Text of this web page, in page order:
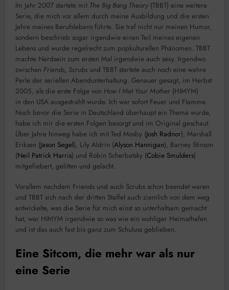
Im Jahr 2007 startete mit The Big Bang Theory (TBBT) eine weitere
Serie, die mich vor allem durch meine Ausbildung und die ersten
Jahre meines Berufslebens führte. Sie traf nicht nur meinen Humor,
sondern beschrieb sogar irgendwie einen Teil meines eigenen
Lebens und wurde regelrecht zum popkulturellen Phänomen. TBBT
machte Nerdsein zum ersten Mal irgendwie auch sexy. Irgendwo
zwischen Friends, Scrubs und TBBT startete auch noch eine wahre
Perle der seriellen Abendunterhaltung. Genauer gesagt, im Herbst
2005, als die erste Folge von How I Met Your Mother (HIMYM)
in den USA ausgestrahlt wurde. Ich war sofort Feuer und Flamme.
Noch bevor die Serie in Deutschland überhaupt ein Thema wurde,
habe ich mir die ersten Folgen besorgt und im Original geschaut.
Über Jahre hinweg habe ich mit Ted Mosby (Josh Radnor), Marshall
Eriksen (Jason Segel), Lily Aldrin (Alyson Hannigan), Barney Stinson
(Neil Patrick Harris) und Robin Scherbatsky (Cobie Smulders)
mitgefiebert, gelitten und gelacht.
Vorallem nachdem Friends und auch Scrubs schon beendet waren
und TBBT sich nach der dritten Staffel auch ziemlich von dem weg
entwickelte, was die Serie für mich einst so unterhaltsam gemacht
hat, war HIMYM irgendwie so was wie ein wohliger Heimathafen
und ist das auch fast bis ganz zum Schuluss geblieben.
Eine Sitcom, die mehr war als nur
eine Serie